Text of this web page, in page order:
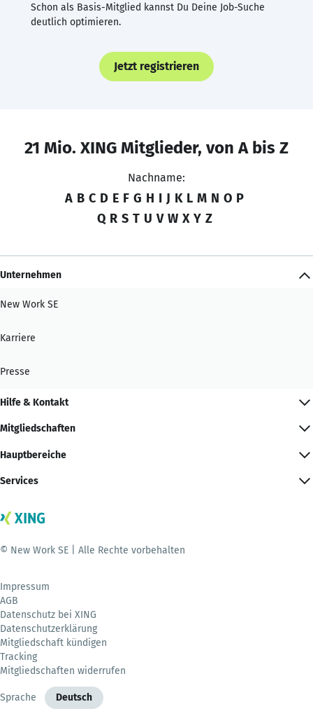
Schon als Basis-Mitglied kannst Du Deine Job-Suche
deutlich optimieren.
Jetzt registrieren
21 Mio. XING Mitglieder, von A bis Z
Nachname:
A B C D E F G H I J K L M N O P
Q R S T U V W X Y Z
Unternehmen
New Work SE
Karriere
Presse
Hilfe & Kontakt
Mitgliedschaften
Hauptbereiche
Services
© New Work SE | Alle Rechte vorbehalten
Impressum
AGB
Datenschutz bei XING
Datenschutzerklärung
Mitgliedschaft kündigen
Tracking
Mitgliedschaften widerrufen
Sprache Deutsch